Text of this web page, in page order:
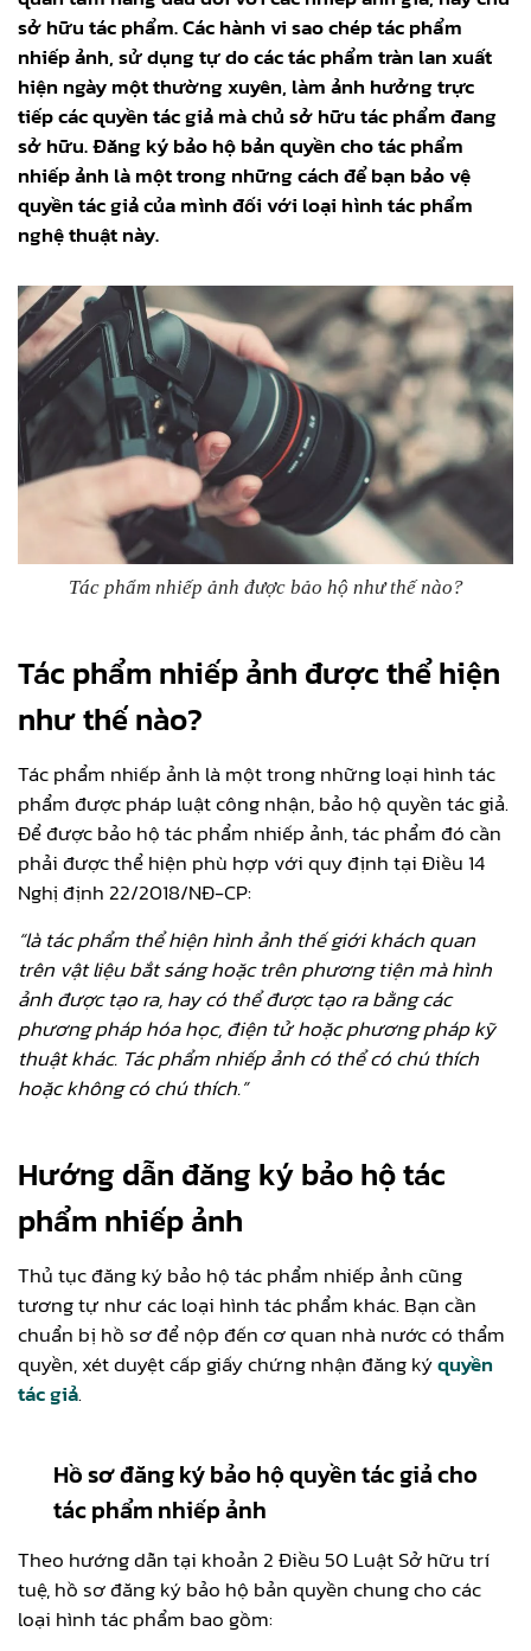
sở hữu tác phẩm. Các hành vi sao chép tác phẩm
nhiếp ảnh, sử dụng tự do các tác phẩm tràn lan xuất
hiện ngày một thường xuyên, làm ảnh hưởng trực
tiếp các quyền tác giả mà chủ sở hữu tác phẩm đang
sở hữu. Đăng ký bảo hộ bản quyền cho tác phẩm
nhiếp ảnh là một trong những cách để bạn bảo vệ
quyền tác giả của mình đối với loại hình tác phẩm
nghệ thuật này.
Tác phẩm nhiếp ảnh được bảo hộ như thế nào?
Tác phẩm nhiếp ảnh được thể hiện
như thế nào?
Tác phẩm nhiếp ảnh là một trong những loại hình tác
phẩm được pháp luật công nhận, bảo hộ quyền tác giả.
Để được bảo hộ tác phẩm nhiếp ảnh, tác phẩm đó cần
phải được thể hiện phù hợp với quy định tại Điều 14
Nghị định 22/2018/NĐ-CP:
“là tác phẩm thể hiện hình ảnh thế giới khách quan
trên vật liệu bắt sáng hoặc trên phương tiện mà hình
ảnh được tạo ra, hay có thể được tạo ra bằng các
phương pháp hóa học, điện tử hoặc phương pháp kỹ
thuật khác. Tác phẩm nhiếp ảnh có thể có chú thích
hoặc không có chú thích.”
Hướng dẫn đăng ký bảo hộ tác
phẩm nhiếp ảnh
Thủ tục đăng ký bảo hộ tác phẩm nhiếp ảnh cũng
tương tự như các loại hình tác phẩm khác. Bạn cần
chuẩn bị hồ sơ để nộp đến cơ quan nhà nước có thẩm
quyền, xét duyệt cấp giấy chứng nhận đăng kýquyền
tác giả.
Hồ sơ đăng ký bảo hộ quyền tác giả cho
tác phẩm nhiếp ảnh
Theo hướng dẫn tại khoản 2 Điều 50 Luật Sở hữu trí
tuệ, hồ sơ đăng ký bảo hộ bản quyền chung cho các
loại hình tác phẩm bao gồm: